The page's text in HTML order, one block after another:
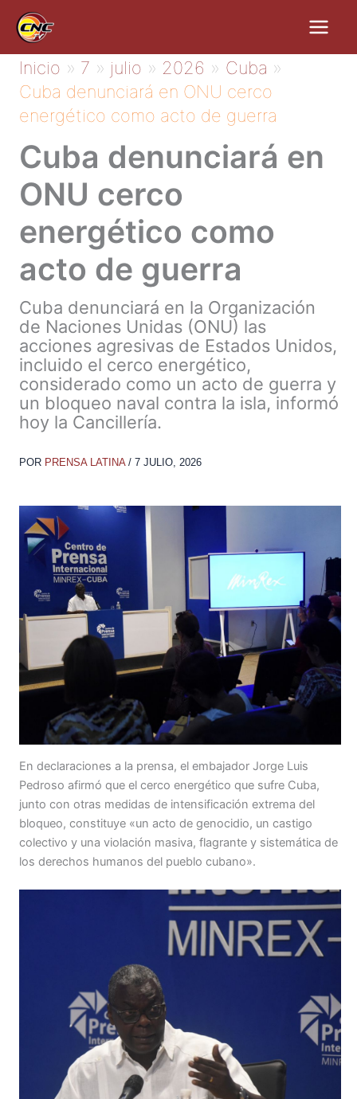
contenido
Inicio 7 julio 2026
Cuba
Cuba denunciará en ONU cerco
energético como acto de guerra
Cuba denunciará en
ONU cerco
energético como
acto de guerra
Cuba denunciará en la Organización
de Naciones Unidas (ONU) las
acciones agresivas de Estados Unidos,
incluido el cerco energético,
considerado como un acto de guerra y
un bloqueo naval contra la isla, informó
hoy la Cancillería.
POR PRENSA LATINA / 7 JULIO, 2026
En declaraciones a la prensa, el embajador Jorge Luis
Pedroso afirmó que el cerco energético que sufre Cuba,
junto con otras medidas de intensificación extrema del
bloqueo, constituye «un acto de genocidio, un castigo
colectivo y una violación masiva, flagrante y sistemática de
los derechos humanos del pueblo cubano».